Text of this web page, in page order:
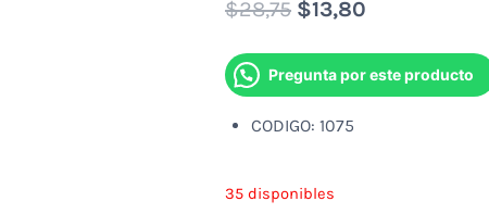
$28,75 Original
price
was:
$28,75.
$13,80
price
is:
Pregunta por este producto
CODIGO: 1075
35 disponibles